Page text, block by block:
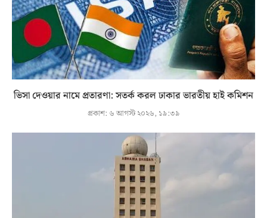
ভিসা দেওয়ার নামে প্রতারণা: সতর্ক করল ঢাকার ভারতীয় হাই কমিশন
প্রকাশ: ৬ আগস্ট ২০২৬, ১৯:৩৯